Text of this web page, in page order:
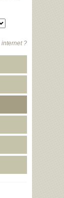
internet ?